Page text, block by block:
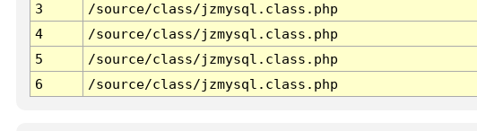
3
/source/class/jzmysql.class.php
4
/source/class/jzmysql.class.php
5
/source/class/jzmysql.class.php
6
/source/class/jzmysql.class.php